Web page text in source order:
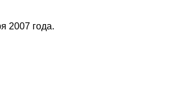
2007 года.